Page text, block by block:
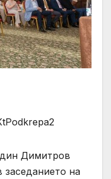
Димитров
заседанието на